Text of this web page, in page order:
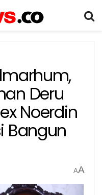
Deru
Noerdin
Bangun
AA